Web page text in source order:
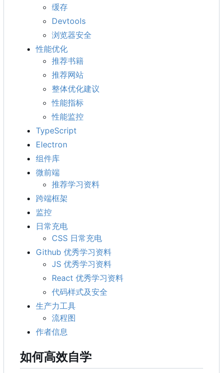
缓存
Devtools
浏览器安全
性能优化
推荐书籍
推荐网站
整体优化建议
性能指标
性能监控
TypeScript
Electron
组件库
微前端
推荐学习资料
跨端框架
监控
日常充电
CSS 日常充电
Github 优秀学习资料
JS 优秀学习资料
React 优秀学习资料
代码样式及安全
生产力工具
流程图
作者信息
如何高效自学